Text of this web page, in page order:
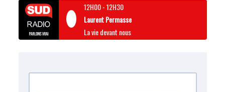
12H00-12H30
Laurent Permasse
La vie devant nous